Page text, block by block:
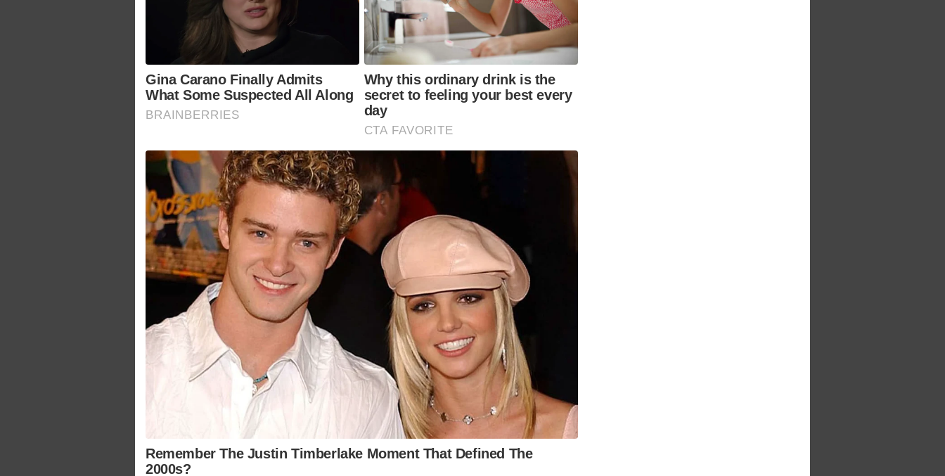
Gina Carano Finally Admits
What Some Suspected All Along
BRAINBERRIES
Why this ordinary drink is the
secret to feeling your best every
day
CTA FAVORITE
Remember The Justin Timberlake Moment That Defined The
2000s?